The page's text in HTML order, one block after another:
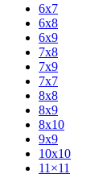
6x7
6x8
6x9
7x8
7x9
7x7
8x8
8x9
8x10
9x9
10x10
11×11